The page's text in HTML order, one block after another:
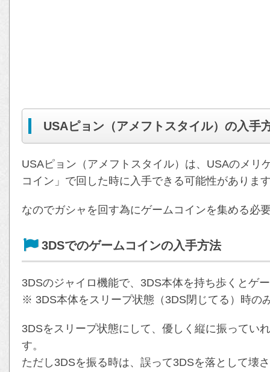
USAピョン（アメフトスタイル）の入手
USAピョン（アメフトスタイル）は、USAのメリ
コイン」で回した時に入手できる可能性がありま
なのでガシャを回す為にゲームコインを集める必
3DSでのゲームコインの入手方法
3DSのジャイロ機能で、3DS本体を持ち歩くとゲ
※ 3DS本体をスリープ状態（3DS閉じてる）時の
3DSをスリープ状態にして、優しく縦に振ってい
す。
ただし3DSを振る時は、誤って3DSを落として壊